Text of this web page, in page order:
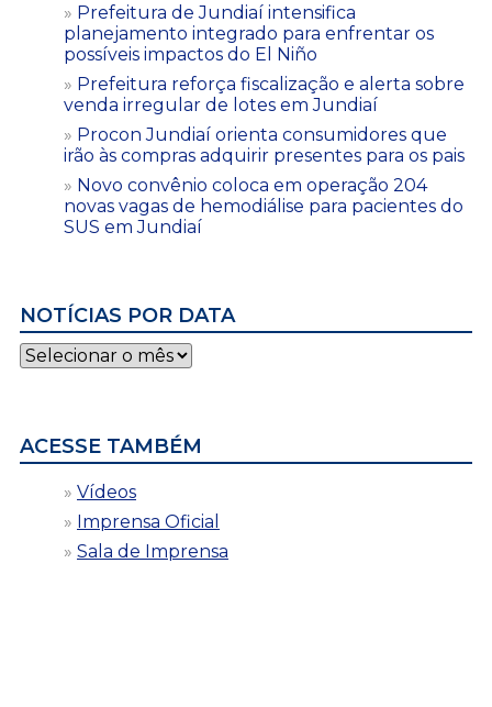
Prefeitura de Jundiaí intensifica
planejamento integrado para enfrentar os
possíveis impactos do El Niño
Prefeitura reforça fiscalização e alerta sobre
venda irregular de lotes em Jundiaí
Procon Jundiaí orienta consumidores que
irão às compras adquirir presentes para os pais
Novo convênio coloca em operação 204
novas vagas de hemodiálise para pacientes do
SUS em Jundiaí
NOTÍCIAS POR DATA
Notícias
por
ACESSE TAMBÉM
Vídeos
Imprensa Oficial
Sala de Imprensa